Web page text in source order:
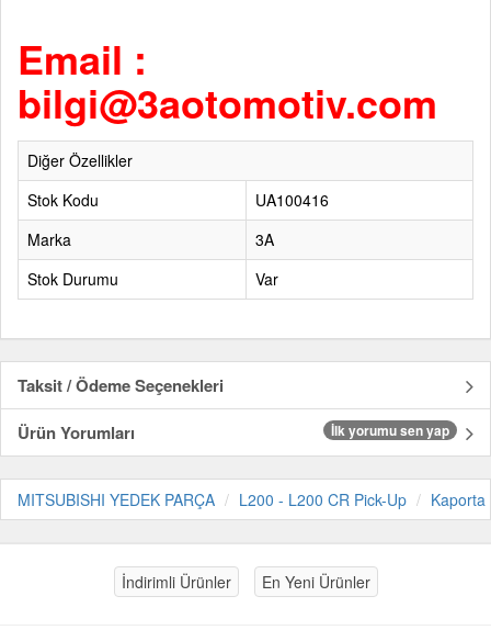
Email :
bilgi@3aotomotiv.com
Diğer Özellikler
Stok Kodu
UA100416
Marka
3A
Stok Durumu
Var
Taksit / Ödeme Seçenekleri
Ürün Yorumları
İlk yorumu sen yap
MITSUBISHI YEDEK PARÇA L200 - L200 CR Pick-Up Kaporta
İndirimli Ürünler En Yeni Ürünler